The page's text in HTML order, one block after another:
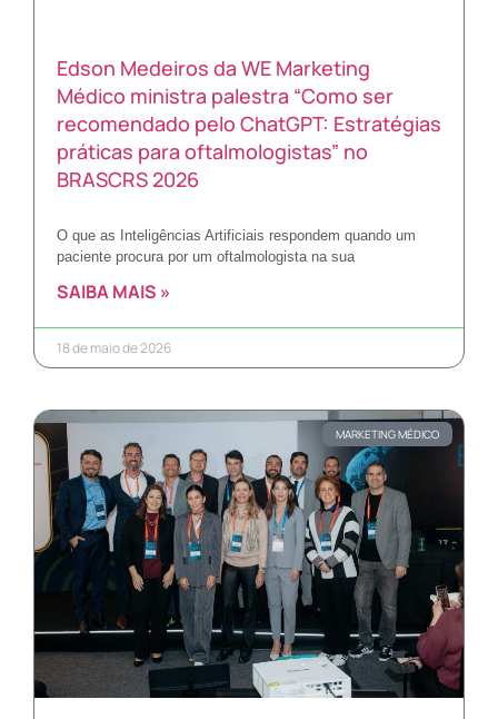
Edson Medeiros da WE Marketing
Médico ministra palestra “Como ser
recomendado pelo ChatGPT: Estratégias
práticas para oftalmologistas” no
BRASCRS 2026
O que as Inteligências Artificiais respondem quando um
paciente procura por um oftalmologista na sua
SAIBA MAIS »
18 de maio de 2026
MARKETING MÉDICO